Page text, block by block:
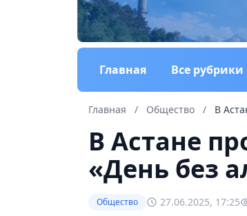
Главная Все рубрики
Главная / Общество / В
В Астане
«День без
Общество 27.06.2025, 17:25